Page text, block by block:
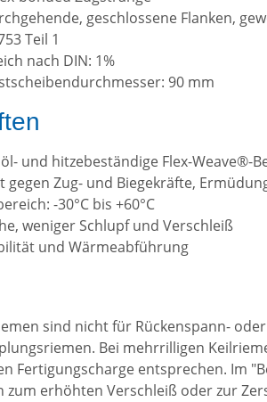
geschlossene Flanken,
Teil 1
nach DIN: 1%
90 mm
und hitzebeständige Flex-Weave®-
gegen Zug- und Biegekräfte,
-30°C bis +60°C
weniger Schlupf und Verschleiß
und Wärmeabführung
sind nicht für Rückenspann-
Bei mehrrilligen
Fertigungscharge entsprechen. Im
zum erhöhten Verschleiß oder zur